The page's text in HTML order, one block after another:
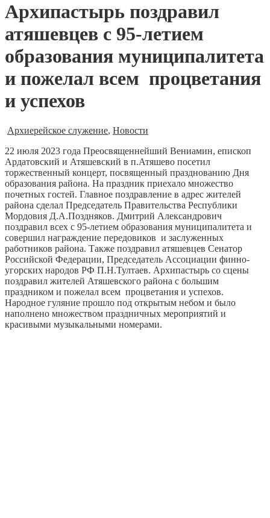
Архипастырь поздравил
атяшевцев с 95-летием
образования муниципалитета
и пожелал всем процветания
и успехов
Архиерейское служение, Новости
22 июля 2023 года Преосвященнейший Вениамин, епископ
Ардатовский и Атяшевский в п.Атяшево посетил
торжественный концерт, посвященный празднованию Дня
образования района. На праздник приехало множество
почетных гостей. Главное поздравление в адрес жителей
района сделал Председатель Правительства Республики
Мордовия Д.А.Поздняков. Дмитрий Александрович
поздравил всех с 95-летием образования муниципалитета и
совершил награждение передовиков и заслуженных
работников района. Также поздравил атяшевцев Сенатор
Российской Федерации, Председатель Ассоциации финно-
угорских народов РФ П.Н.Тултаев. Архипастырь со сцены
поздравил жителей Атяшевского района с большим
праздником и пожелал всем процветания и успехов.
Народное гуляние прошло под открытым небом и было
наполнено множеством праздничных мероприятий и
красивыми музыкальными номерами.